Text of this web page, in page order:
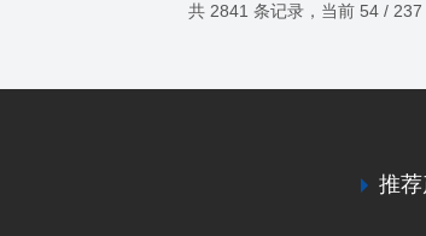
共 2841 条记录，当前 54 / 237
推